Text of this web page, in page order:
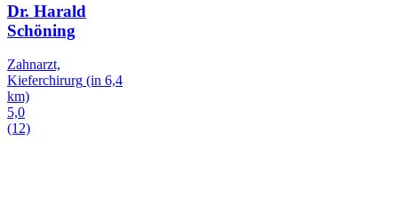
Dr. Harald
Schöning
Zahnarzt,
Kieferchirurg (in 6,4
km)
5,0
(12)